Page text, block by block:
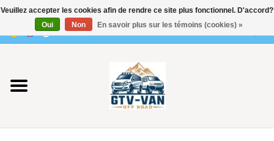
0 Articles - €0,00
Utilisez
les
flèches
haut
et
bas
pour
Vito / classe V - 447
Viano /Vito 639
Veuillez accepter les cookies afin de rendre ce site plus fonctionnel. D'accord?
Oui
Non En savoir plus sur les témoins (cookies) »